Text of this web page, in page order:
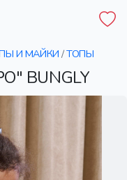
И МАЙКИ /ТОПЫ
BUNGLY